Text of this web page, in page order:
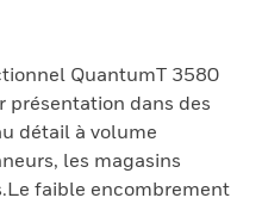
QuantumT 3580
présentation dans des
détail à volume
les magasins
faible encombrement